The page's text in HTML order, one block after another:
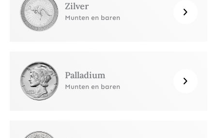
Zilver
Munten en baren
Palladium
Munten en baren